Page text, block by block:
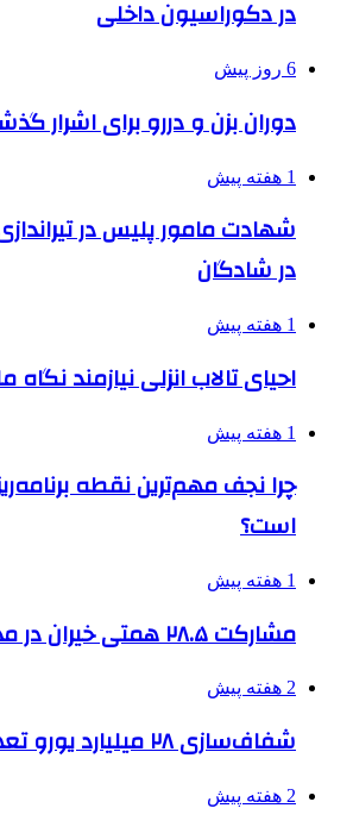
در دکوراسیون داخلی
6 روز پیش
دوران بزن و دررو برای اشرار
1 هفته پیش
شهادت مامور پلیس در
در شادگان
1 هفته پیش
احیای تالاب انزلی نیازمند نگاه
1 هفته پیش
چرا نجف مهم‌ترین نقطه
است؟
1 هفته پیش
مشارکت ۲۸.۵ همتی خیران در مدرسه‌سازی
2 هفته پیش
شفاف‌سازی ۲۸ میلیارد یورو تعهدات ارزی
2 هفته پیش